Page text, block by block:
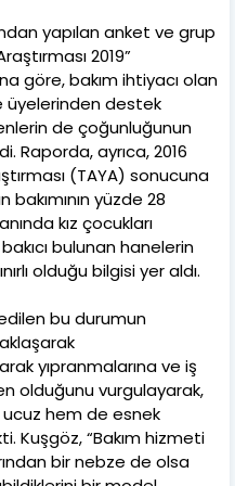
yapılan anket ve grup
2019”
göre, bakım ihtiyacı olan
üyelerinden destek
de çoğunluğunun
Raporda, ayrıca, 2016
(TAYA) sonucuna
bakımının yüzde 28
kız çocukları
bulunan hanelerin
olduğu bilgisi yer aldı.
bu durumun
yıpranmalarına ve iş
olduğunu vurgulayarak,
hem de esnek
Kuşgöz, “Bakım hizmeti
bir nebze de olsa